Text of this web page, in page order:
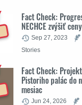
Fact Check:
NECHCE zvýšiť
Sep 27, 2023
Stories
Fact Check:
Pistoriho palác do
mesiac
Jun 24, 2026